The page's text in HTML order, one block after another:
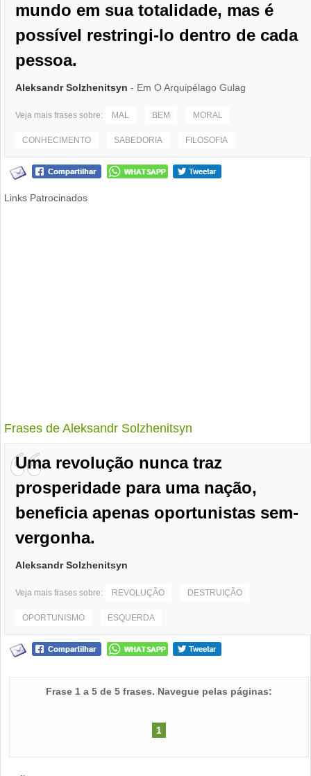
mundo em sua totalidade, mas é
possível restringi-lo dentro de cada
pessoa.
Aleksandr Solzhenitsyn - Em O Arquipélago Gulag
Veja mais frases sobre: MAL BEM MORAL
CONHECIMENTO SABEDORIA FILOSOFIA
Links Patrocinados
Frases de Aleksandr Solzhenitsyn
Uma revolução nunca traz
prosperidade para uma nação,
beneficia apenas oportunistas sem-
vergonha.
Aleksandr Solzhenitsyn
Veja mais frases sobre: REVOLUÇÃO DESTRUIÇÃO
OPORTUNISMO ESQUERDA
Frase 1 a 5 de 5 frases. Navegue pelas páginas:
1